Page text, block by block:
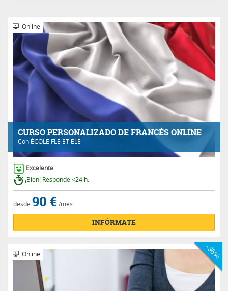
CURSO PERSONALIZADO DE FRANCÉS ONLINE
Con ÉCOLE FLE ET ELE
Online
Excelente
¡Bien! Responde <24 h.
desde 90 € /mes
INFÓRMATE
Online -36%